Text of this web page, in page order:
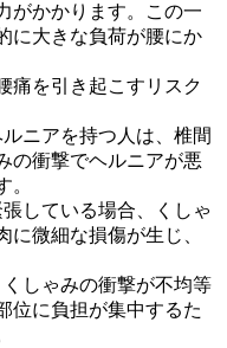
がかかります。この一
に大きな負荷が腰にか
痛を引き起こすリスク
ニアを持つ人は、椎間
の衝撃でヘルニアが悪
。
している場合、くしゃ
微細な損傷が生じ、
しゃみの衝撃が不均等
位に負担が集中するた